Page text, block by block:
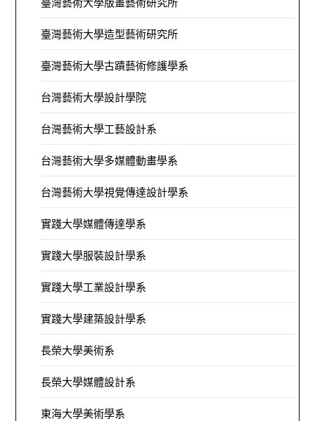
臺灣藝術大學造型藝術研究所
臺灣藝術大學古蹟藝術修護學系
台灣藝術大學設計學院
台灣藝術大學工藝設計系
台灣藝術大學多媒體動畫學系
台灣藝術大學視覺傳達設計學系
實踐大學媒體傳達學系
實踐大學服裝設計學系
實踐大學工業設計學系
實踐大學建築設計學系
長榮大學美術系
長榮大學媒體設計系
東海大學美術學系